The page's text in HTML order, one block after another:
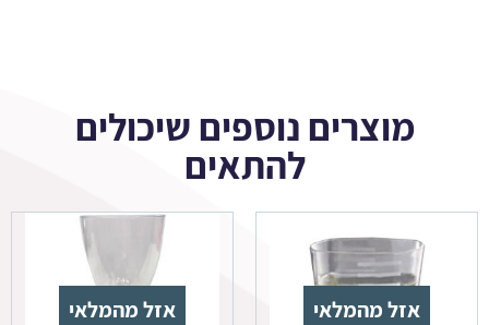
מוצרים נוספים שיכולים
להתאים
אזל מהמלאי אזל מהמלאי